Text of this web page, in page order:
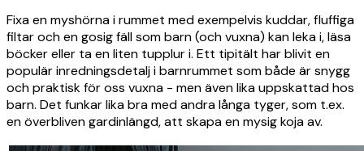
Fixa en myshörna i rummet med exempelvis kuddar, fluffiga
filtar och en gosig fäll som barn (och vuxna) kan leka i, läsa
böcker eller ta en liten tupplur i. Ett tipitält har blivit en
populär inredningsdetalj i barnrummet som både är snygg
och praktisk för oss vuxna - men även lika uppskattad hos
barn. Det funkar lika bra med andra långa tyger, som t.ex.
en överbliven gardinlängd, att skapa en mysig koja av.